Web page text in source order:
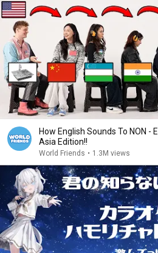
How English Sounds To NON -
Asia Edition!!
World Friends • 1.3M views